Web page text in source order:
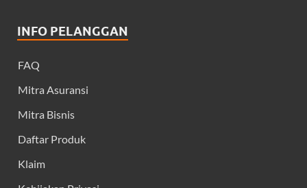
INFO PELANGGAN
FAQ
Mitra Asuransi
Mitra Bisnis
Daftar Produk
Klaim